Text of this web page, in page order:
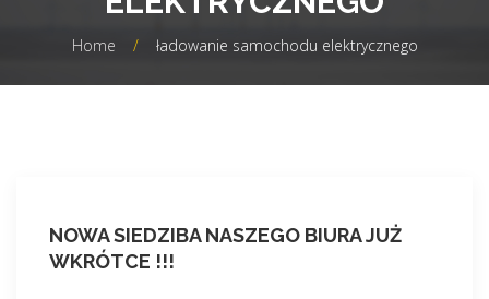
Home / ładowanie samochodu elektrycznego
NOWA SIEDZIBA NASZEGO BIURA JUŻ
WKRÓTCE !!!